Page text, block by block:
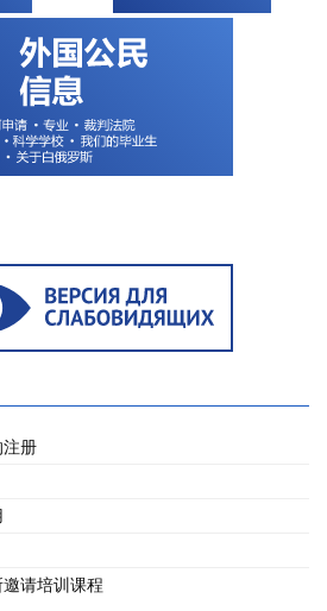
册
请培训课程